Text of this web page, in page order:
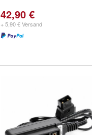
42,90 €
+ 5,90 € Versand